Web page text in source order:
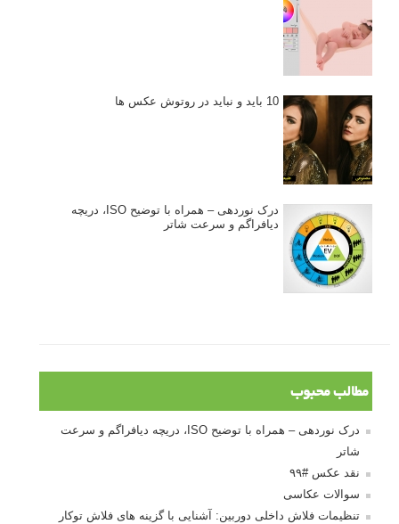
10 باید و نباید در روتوش عکس ها
درک نوردهی – همراه با توضیح ISO، دریچه
دیافراگم و سرعت شاتر
مطالب محبوب
درک نوردهی – همراه با توضیح ISO، دریچه دیافراگم و سرعت
شاتر
نقد عکس #۹۹
سوالات عکاسی
تنظیمات فلاش داخلی دوربین: آشنایی با گزینه های فلاش توکار